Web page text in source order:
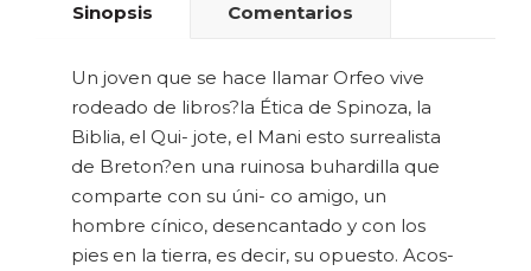
Sinopsis Comentarios
Un joven que se hace llamar Orfeo vive
rodeado de libros?la Ética de Spinoza, la
Biblia, el Qui- jote, el Mani esto surrealista
de Breton?en una ruinosa buhardilla que
comparte con su úni- co amigo, un
hombre cínico, desencantado y con los
pies en la tierra, es decir, su opuesto. Acos-